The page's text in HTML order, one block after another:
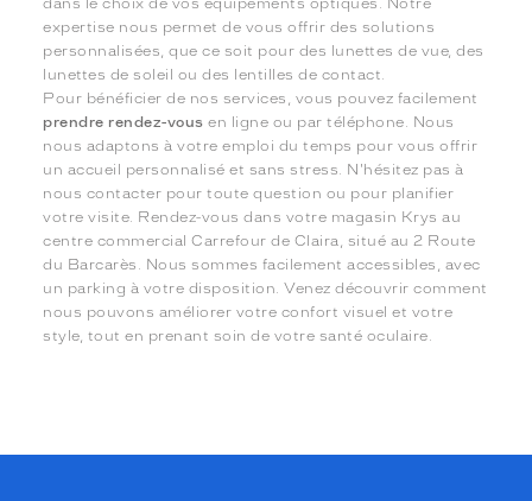
expertise nous permet de vous offrir des solutions
personnalisées, que ce soit pour des lunettes de vue, des
lunettes de soleil ou des lentilles de contact.
Pour bénéficier de nos services, vous pouvez facilement
prendre rendez-vous en ligne ou par téléphone. Nous
nous adaptons à votre emploi du temps pour vous offrir
un accueil personnalisé et sans stress. N'hésitez pas à
nous contacter pour toute question ou pour planifier
votre visite. Rendez-vous dans votre magasin Krys au
centre commercial Carrefour de Claira, situé au 2 Route
du Barcarès. Nous sommes facilement accessibles, avec
un parking à votre disposition. Venez découvrir comment
nous pouvons améliorer votre confort visuel et votre
style, tout en prenant soin de votre santé oculaire.